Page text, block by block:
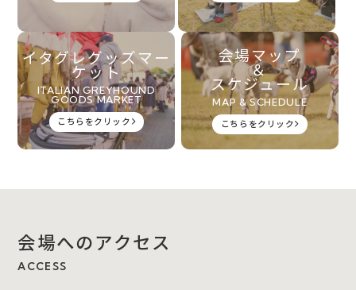
イタグレグッズマー
ケット
ITALIAN GREYHOUND
GOODS MARKET
こちらをクリック
会場マップ
＆
スケジュール
MAP & SCHEDULE
こちらをクリック
会場へのアクセス
ACCESS